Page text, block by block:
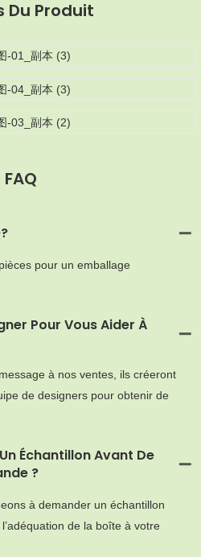
Du Produit
FAQ
pour un emballage
Pour Vous Aider À
à nos ventes, ils créeront
de designers pour obtenir de
Échantillon Avant De
?
à demander un échantillon
de la boîte à votre